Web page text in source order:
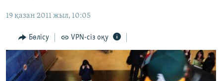
main
to
Search
АДАМ ҚҰҚЫҚТАРЫ
ӘЛЕУМЕТ
ӘЛЕМ
АРНАЙЫ ЖОБАЛАР
19 қазан 2011 жыл, 10:05
Бөлісу VPN-сіз оқу